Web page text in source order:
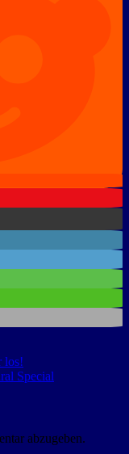
los!
Special
abzugeben.